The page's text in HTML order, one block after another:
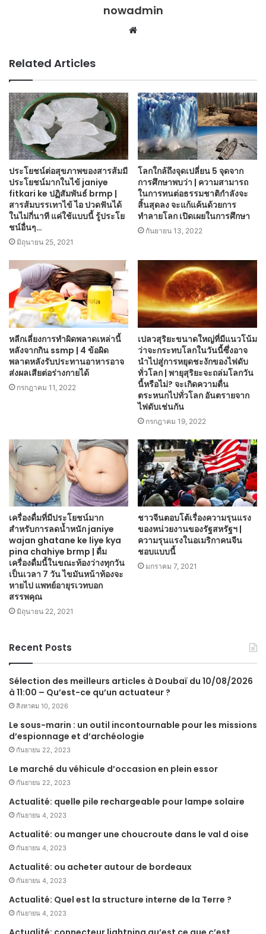
nowadmin
Website
Related Articles
ประโยชน์ต่อสุขภาพของสารส้มมี
ประโยชน์มากในไข้ janiye
fitkari ke ปฏิสัมพันธ์ brmp |
สารส้มบรรเทาไข้ ไอ ปวดฟันได้
ในไม่กี่นาที แค่ใช้แบบนี้ รู้ประโย
ชน์อื่นๆ…
มิถุนายน 25, 2021
โลกใกล้ถึงจุดเปลี่ยน 5 จุดจาก
การศึกษาพบว่า | ความสามารถ
ในการทนต่อธรรมชาติกำลังจะ
สิ้นสุดลง จะแก้แค้นด้วยการ
ทำลายโลก เปิดเผยในการศึกษา
กันยายน 13, 2022
หลีกเลี่ยงการทำผิดพลาดเหล่านี้
หลังจากกิน ssmp | 4 ข้อผิด
พลาดหลังรับประทานอาหารอาจ
ส่งผลเสียต่อร่างกายได้
กรกฎาคม 11, 2022
เปลวสุริยะขนาดใหญ่ที่มีแนวโน้ม
ว่าจะกระทบโลกในวันนี้ซึ่งอาจ
นำไปสู่การหยุดชะงักของไฟดับ
ทั่วโลก | พายุสุริยะจะถล่มโลกวัน
นี้หรือไม่? จะเกิดความตื่น
ตระหนกไปทั่วโลก อันตรายจาก
ไฟดับเช่นกัน
กรกฎาคม 19, 2022
เครื่องดื่มที่มีประโยชน์มาก
สำหรับการลดน้ำหนัก janiye
wajan ghatane ke liye kya
pina chahiye brmp | ดื่ม
เครื่องดื่มนี้ในขณะท้องว่างทุกวัน
เป็นเวลา 7 วัน ไขมันหน้าท้องจะ
หายไป แพทย์อายุรเวทบอก
สรรพคุณ
มิถุนายน 22, 2021
ชาวจีนตอบโต้เรื่องความรุนแรง
ของหน่วยงานของรัฐสหรัฐฯ |
ความรุนแรงในอเมริกาคนจีน
ชอบแบบนี้
มกราคม 7, 2021
Recent Posts
Sélection des meilleurs articles à Doubaï du 10/08/2026
à 11:00 – Qu’est-ce qu’un actuateur ?
สิงหาคม 10, 2026
Le sous-marin : un outil incontournable pour les missions
d’espionnage et d’archéologie
กันยายน 22, 2023
Le marché du véhicule d’occasion en plein essor
กันยายน 22, 2023
Actualité: quelle pile rechargeable pour lampe solaire
กันยายน 4, 2023
Actualité: ou manger une choucroute dans le val d oise
กันยายน 4, 2023
Actualité: ou acheter autour de bordeaux
กันยายน 4, 2023
Actualité: Quel est la structure interne de la Terre ?
กันยายน 4, 2023